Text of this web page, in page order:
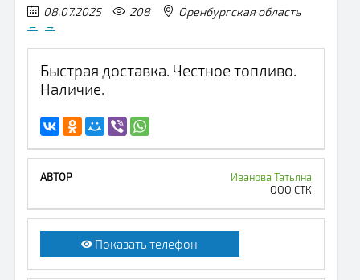
08.07.2025 208 Оренбургская область
← →
Быстрая доставка. Честное топливо.
Наличие.
Иванова Татьяна
ООО СТК
Показать телефон